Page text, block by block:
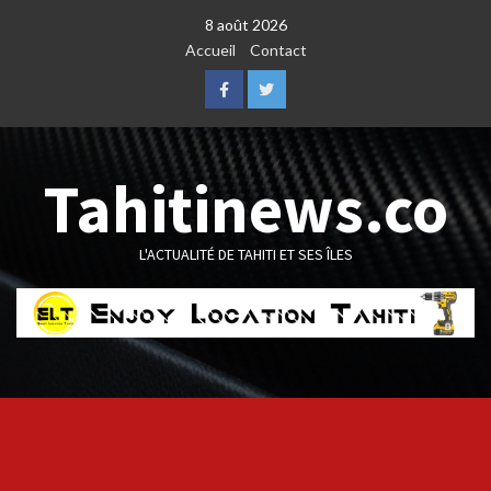
8 août 2026
Accueil
Contact
FacebookTwitter
Tahitinews.co
L'ACTUALITÉ DE TAHITI ET SES ÎLES